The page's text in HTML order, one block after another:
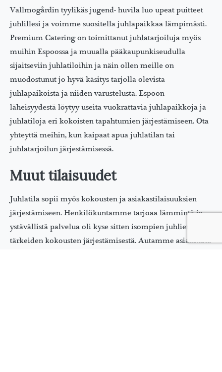
Vallmogårdin tyylikäs jugend- huvila luo upeat puitteet
juhlillesi ja voimme suositella juhlapaikkaa lämpimästi.
Premium Catering on toimittanut juhlatarjoiluja myös
muihin Espoossa ja muualla pääkaupunkiseudulla
sijaitseviin juhlatiloihin ja näin ollen meille on
muodostunut jo hyvä käsitys tarjolla olevista
juhlapaikoista ja niiden varustelusta. Espoon
läheisyydestä löytyy useita vuokrattavia juhlapaikkoja ja
juhlatiloja eri kokoisten tapahtumien järjestämiseen. Ota
yhteyttä meihin, kun kaipaat apua juhlatilan tai
juhlatarjoilun järjestämisessä.
Muut tilaisuudet
Juhlatila sopii myös kokousten ja asiakastilaisuuksien
järjestämiseen. Henkilökuntamme tarjoaa lämmintä ja
ystävällistä palvelua oli kyse sitten isompien juhlien tai
tärkeiden kokousten järjestämisestä. Autamme asiakkaita